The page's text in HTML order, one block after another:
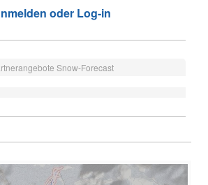
oder Log-in
Snow-Forecast